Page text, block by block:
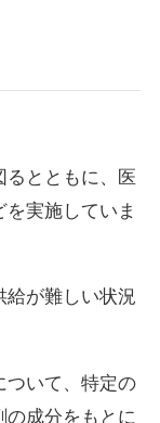
るとともに、医
実施していま
給が難しい状況
ついて、特定の
成分をもとに